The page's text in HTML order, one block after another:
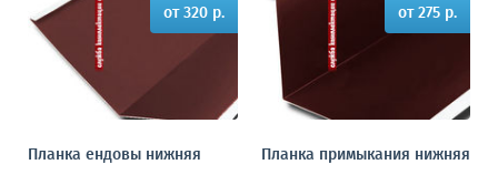
от 320 р.
Планка ендовы нижняя
от 275 р.
Планка примыкания нижняя